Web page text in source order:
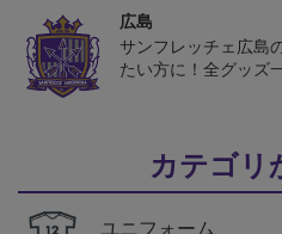
広島
サンフレッチェ広島
たい方に！全グッズ
カテゴリ
ユニフォーム